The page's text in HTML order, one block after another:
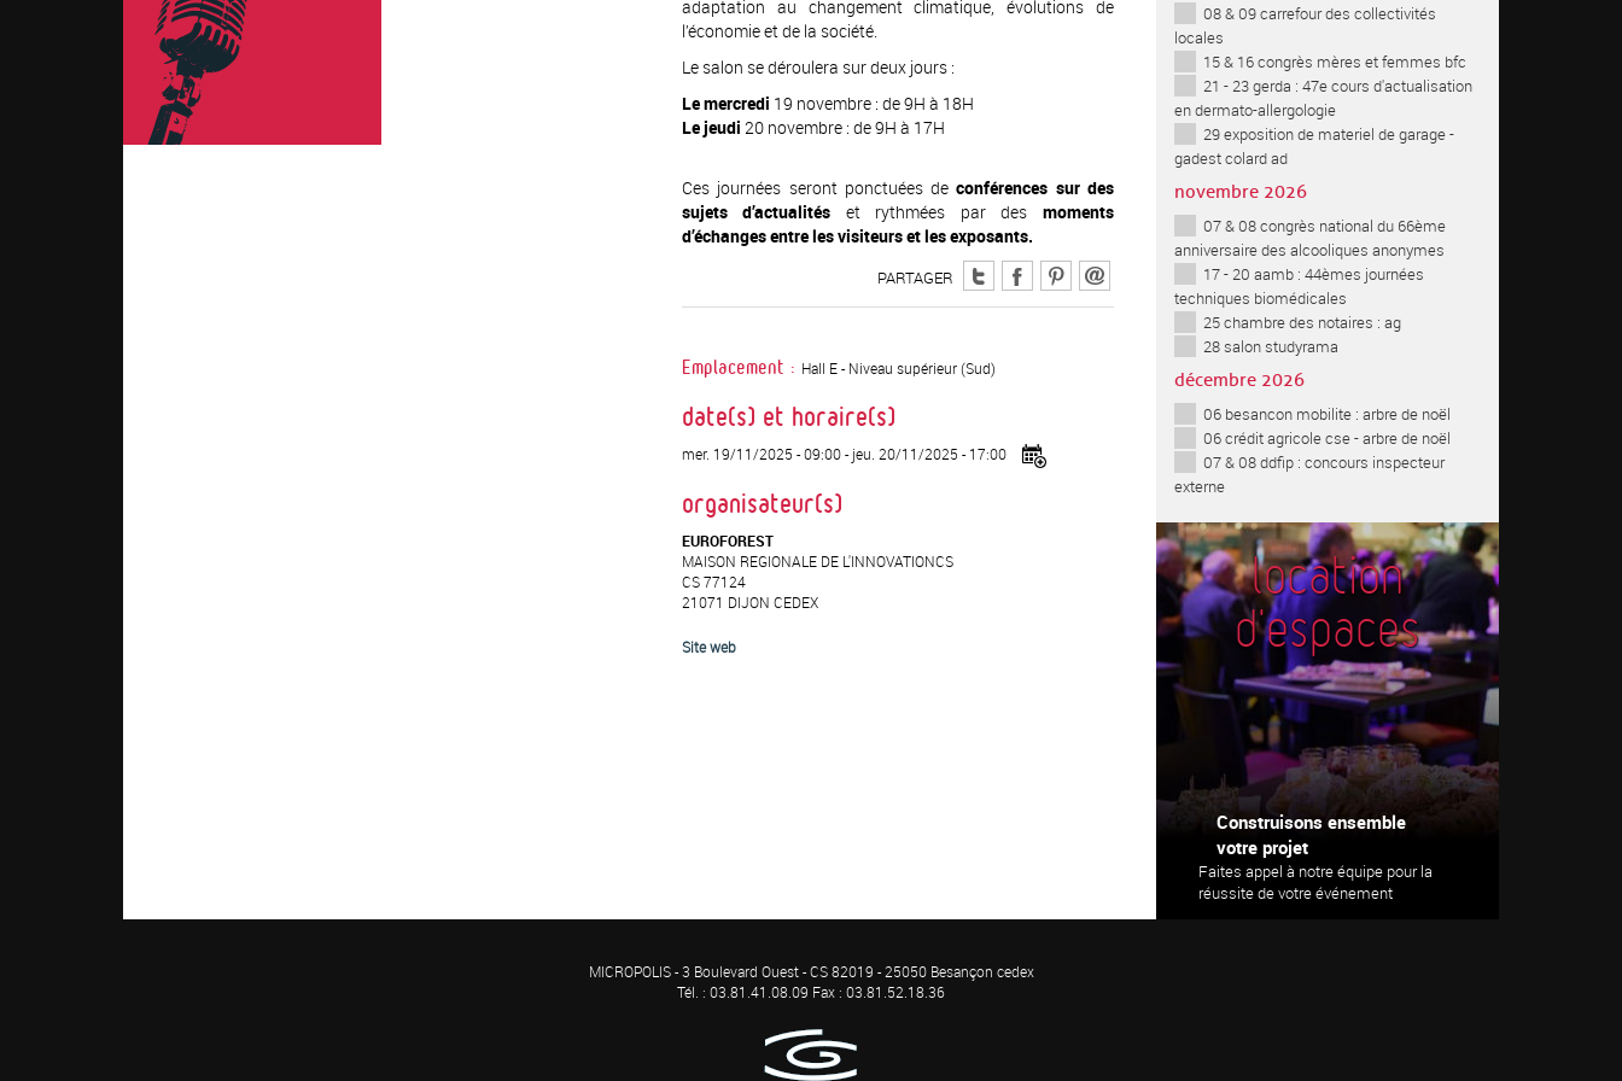
adaptation au changement climatique, évolutions de
l’économie et de la société.
Le salon se déroulera sur deux jours :
Le mercredi 19 novembre : de 9H à 18H
Le jeudi 20 novembre : de 9H à 17H
Ces journées seront ponctuées deconférences sur des
sujets d’actualités et rythmées par des moments
d’échanges entre les visiteurs et les exposants.
PARTAGER
Emplacement : Hall E - Niveau supérieur (Sud)
date(s) et horaire(s)
mer. 19/11/2025 - 09:00-jeu. 20/11/2025 - 17:00
organisateur(s)
EUROFOREST
MAISON REGIONALE DE L'INNOVATIONCS
CS 77124
21071 DIJON CEDEX
Site web
08 & 09 carrefour des collectivités
locales
15 & 16 congrès mères et femmes bfc
21 - 23 gerda : 47e cours d'actualisation
en dermato-allergologie
29 exposition de materiel de garage -
gadest colard ad
novembre 2026
07 & 08 congrès national du 66ème
anniversaire des alcooliques anonymes
17 - 20 aamb : 44èmes journées
techniques biomédicales
25 chambre des notaires : ag
28 salon studyrama
décembre 2026
06 besancon mobilite : arbre de noël
06 crédit agricole cse - arbre de noël
07 & 08 ddfip : concours inspecteur
externe
location
d'espaces
Construisons ensemble
votre projet
Faites appel à notre équipe pour la
réussite de votre événement
MICROPOLIS - 3 Boulevard Ouest - CS 82019 - 25050 Besançon cedex
Tél. : 03.81.41.08.09 Fax : 03.81.52.18.36